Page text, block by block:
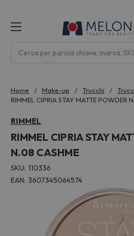
Home Make-up Trucchi
RIMMEL CIPRIA STAY MATTE POWDER
RIMMEL
RIMMEL CIPRIA STAY
N.08 CASHME
SKU: 110336
EAN: 3607345064574